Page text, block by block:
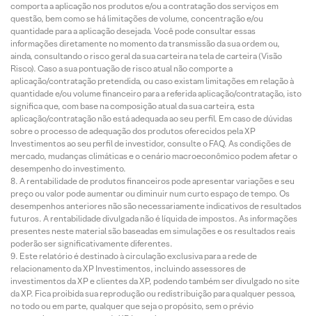
comporta a aplicação nos produtos e/ou a contratação dos serviços em
questão, bem como se há limitações de volume, concentração e/ou
quantidade para a aplicação desejada. Você pode consultar essas
informações diretamente no momento da transmissão da sua ordem ou,
ainda, consultando o risco geral da sua carteira na tela de carteira (Visão
Risco). Caso a sua pontuação de risco atual não comporte a
aplicação/contratação pretendida, ou caso existam limitações em relação à
quantidade e/ou volume financeiro para a referida aplicação/contratação, isto
significa que, com base na composição atual da sua carteira, esta
aplicação/contratação não está adequada ao seu perfil. Em caso de dúvidas
sobre o processo de adequação dos produtos oferecidos pela XP
Investimentos ao seu perfil de investidor, consulte o FAQ. As condições de
mercado, mudanças climáticas e o cenário macroeconômico podem afetar o
desempenho do investimento.
A rentabilidade de produtos financeiros pode apresentar variações e seu
preço ou valor pode aumentar ou diminuir num curto espaço de tempo. Os
desempenhos anteriores não são necessariamente indicativos de resultados
futuros. A rentabilidade divulgada não é líquida de impostos. As informações
presentes neste material são baseadas em simulações e os resultados reais
poderão ser significativamente diferentes.
Este relatório é destinado à circulação exclusiva para a rede de
relacionamento da XP Investimentos, incluindo assessores de
investimentos da XP e clientes da XP, podendo também ser divulgado no site
da XP. Fica proibida sua reprodução ou redistribuição para qualquer pessoa,
no todo ou em parte, qualquer que seja o propósito, sem o prévio